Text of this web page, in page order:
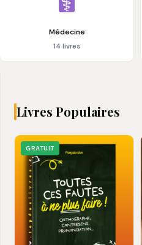
Médecine
14 livres
Livres Populaires
GRATUIT